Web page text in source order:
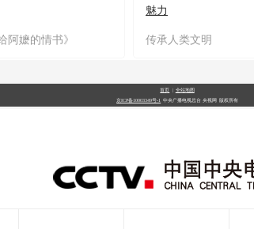
阿嬷的情书》
魅力
传承人类文明
首页 全站地图
京ICP备10003349号-1 中央广播电视总台 央视网 版权所有